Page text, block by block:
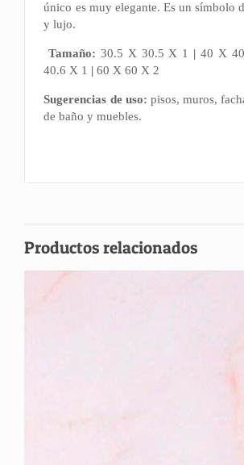
único es muy elegante. Es un símbolo
y lujo.
Tamaño: 30.5 X 30.5 X 1 | 40 X
40.6 X 1 | 60 X 60 X 2
Sugerencias de uso: pisos, muros,
de baño y muebles.
Productos relacionados